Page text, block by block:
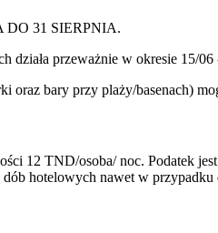
DO 31 SIERPNIA.
działa przeważnie w okresie 15/06
oraz bary przy plaży/basenach)
12 TND/osoba/ noc. Podatek
hotelowych nawet w